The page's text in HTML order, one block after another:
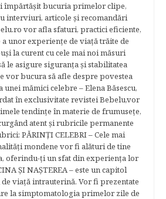
împărtăşit bucuria primelor clipe,
interviuri, articole şi recomandări
vor afla sfaturi, practici eficiente,
unor experienţe de viaţă trăite de
la curent cu cele mai noi măsuri
le asigure siguranţa şi stabilitatea
vor bucura să afle despre povestea
mămici celebre – Elena Băsescu,
în exclusivitate revistei Bebelu,vor
tendinţe în materie de frumuseţe,
atent şi rubricile permanente
PĂRINŢI CELEBRI – Cele mai
mondene vor fi alături de tine
oferindu-ţi un sfat din experienţa lor
ŞI NAŞTEREA – este un capitol
viaţă intrauterină. Vor fi prezentate
la simptomatologia primelor zile de